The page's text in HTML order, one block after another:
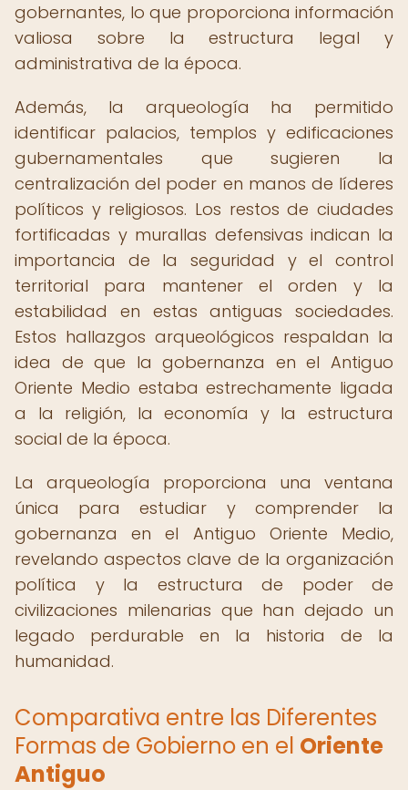
gobernantes, lo que proporciona información
valiosa sobre la estructura legal y
administrativa de la época.
Además, la arqueología ha permitido
identificar palacios, templos y edificaciones
gubernamentales que sugieren la
centralización del poder en manos de líderes
políticos y religiosos. Los restos de ciudades
fortificadas y murallas defensivas indican la
importancia de la seguridad y el control
territorial para mantener el orden y la
estabilidad en estas antiguas sociedades.
Estos hallazgos arqueológicos respaldan la
idea de que la gobernanza en el Antiguo
Oriente Medio estaba estrechamente ligada
a la religión, la economía y la estructura
social de la época.
La arqueología proporciona una ventana
única para estudiar y comprender la
gobernanza en el Antiguo Oriente Medio,
revelando aspectos clave de la organización
política y la estructura de poder de
civilizaciones milenarias que han dejado un
legado perdurable en la historia de la
humanidad.
Comparativa entre las Diferentes
Formas de Gobierno en el Oriente
Antiguo